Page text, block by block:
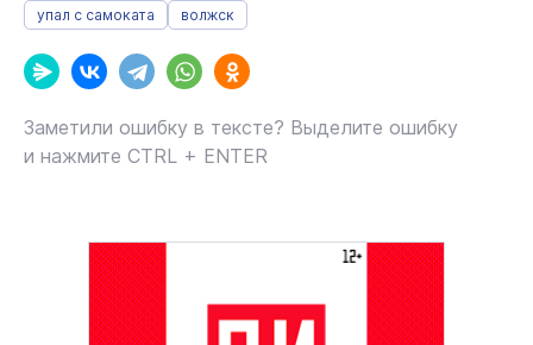
упал с самоката волжск
Заметили ошибку в тексте? Выделите ошибку
и нажмите CTRL + ENTER